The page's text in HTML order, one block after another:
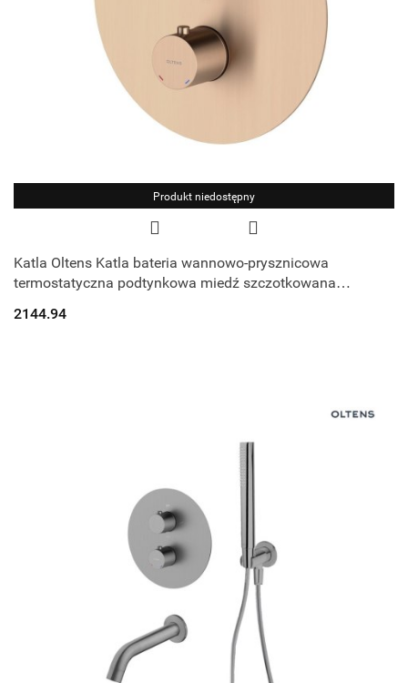
Produkt niedostępny
Katla Oltens Katla bateria wannowo-prysznicowa
termostatyczna podtynkowa miedź szczotkowana
2144.94